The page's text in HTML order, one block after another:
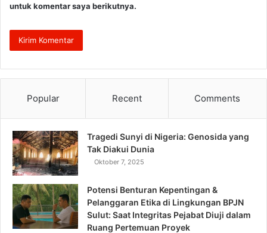
untuk komentar saya berikutnya.
Popular Recent Comments
Tragedi Sunyi di Nigeria: Genosida yang
Tak Diakui Dunia
Oktober 7, 2025
Potensi Benturan Kepentingan &
Pelanggaran Etika di Lingkungan BPJN
Sulut: Saat Integritas Pejabat Diuji dalam
Ruang Pertemuan Proyek